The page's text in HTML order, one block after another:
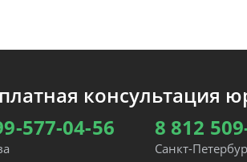
консультация
577-04-56
8 812
Санкт-